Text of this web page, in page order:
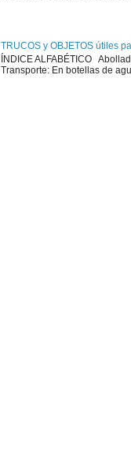
TRUCOS y OBJETOS útiles
ÍNDICE ALFABÉTICO
Transporte: En botellas de